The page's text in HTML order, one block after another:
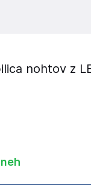
nohtov z